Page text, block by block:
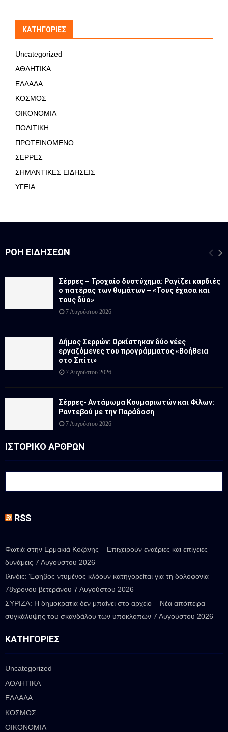
KΑΤΗΓΟΡΊΕΣ
Uncategorized
ΑΘΛΗΤΙΚΑ
ΕΛΛΑΔΑ
ΚΟΣΜΟΣ
ΟΙΚΟΝΟΜΙΑ
ΠΟΛΙΤΙΚΗ
ΠΡΟΤΕΙΝΟΜΕΝΟ
ΣΕΡΡΕΣ
ΣΗΜΑΝΤΙΚΕΣ ΕΙΔΗΣΕΙΣ
ΥΓΕΙΑ
ΡΟΉ ΕΙΔΉΣΕΩΝ
Σέρρες – Τροχαίο δυστύχημα: Ραγίζει καρδιές
ο πατέρας των θυμάτων – «Τους έχασα και
τους δύο»
7 Αυγούστου 2026
Δήμος Σερρών: Ορκίστηκαν δύο νέες
εργαζόμενες του προγράμματος «Βοήθεια
στο Σπίτι»
7 Αυγούστου 2026
Σέρρες- Αντάμωμα Κουμαριωτών και Φίλων:
Ραντεβού με την Παράδοση
7 Αυγούστου 2026
ΙΣΤΟΡΙΚΟ ΑΡΘΡΩΝ
RSS
Φωτιά στην Ερμακιά Κοζάνης – Επιχειρούν εναέριες και επίγειες
δυνάμεις 7 Αυγούστου 2026
Ιλινόις: Έφηβος ντυμένος κλόουν κατηγορείται για τη δολοφονία
78χρονου βετεράνου 7 Αυγούστου 2026
ΣΥΡΙΖΑ: Η δημοκρατία δεν μπαίνει στο αρχείο – Νέα απόπειρα
συγκάλυψης του σκανδάλου των υποκλοπών 7 Αυγούστου 2026
ΚΑΤΗΓΟΡΊΕΣ
Uncategorized
ΑΘΛΗΤΙΚΑ
ΕΛΛΑΔΑ
ΚΟΣΜΟΣ
ΟΙΚΟΝΟΜΙΑ